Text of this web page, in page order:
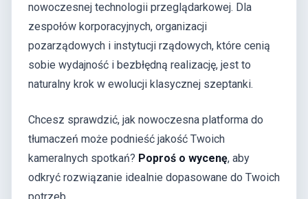
nowoczesnej technologii przeglądarkowej. Dla
zespołów korporacyjnych, organizacji
pozarządowych i instytucji rządowych, które cenią
sobie wydajność i bezbłędną realizację, jest to
naturalny krok w ewolucji klasycznej szeptanki.
Chcesz sprawdzić, jak nowoczesna platforma do
tłumaczeń może podnieść jakość Twoich
kameralnych spotkań? Poproś o wycenę, aby
odkryć rozwiązanie idealnie dopasowane do Twoich